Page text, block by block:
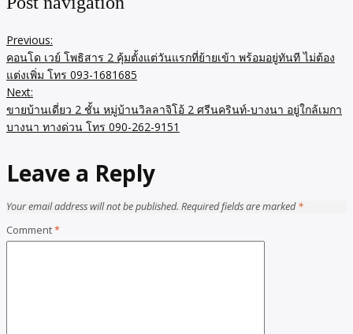
Previous:
คอนโด เวย์ โพธิสาร 2 คุ้มตั้งแต่วันแรกที่ย้ายเข้า พร้อมอยู่ทันที ไม่ต้อง
แต่งเพิ่ม โทร 093-1681685
Next:
ขายบ้านเดี่ยว 2 ชั้น หมู่บ้านวิลลาจิโอ้ 2 ศรีนครินท์-บางนา อยู่ใกล้เมกา
บางนา ทางด่วน โทร 090-262-9151
Leave a Reply
Your email address will not be published. Required fields are marked*
Comment*